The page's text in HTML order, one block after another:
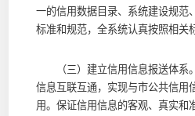
一的信用数据目录、系统建设规范
标准和规范，全系统认真按照相关
（三）建立信用信息报送体系
信息互联互通，实现与市公共信用
用。保证信用信息的客观、真实和